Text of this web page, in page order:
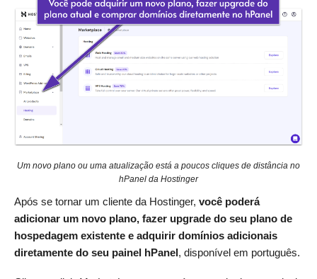
Um novo plano ou uma atualização está a poucos cliques de distância no
hPanel da Hostinger
Após se tornar um cliente da Hostinger, você poderá
adicionar um novo plano, fazer upgrade do seu plano de
hospedagem existente e adquirir domínios adicionais
diretamente do seu painel hPanel, disponível em português.